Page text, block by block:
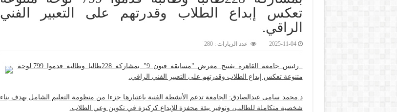
تعكس إبداع الطلاب وقدرتهم على التعبير الفني
الراقي.‎
2025-11-04 عدد الزيارات : 280
رئيس جامعة القاهرة يفتتح معرض "مسابقة فنون 9" بمشاركة 228طالبا وطالبة قدموا 799 لوحة
متنوعة تعكس إبداع الطلاب وقدرتهم على التعبير الفني الراقي.
د.محمد سامى عبدالصادق: الجامعة تدعم الأنشطة الفنية باعتبارها جزءا من منظومة التعليم الشامل بهدف بناء
شخصية متكاملة للطالب، وتوفير بيئة محفزة للإبداع كركيزة في تكوين وعي الطلاب.